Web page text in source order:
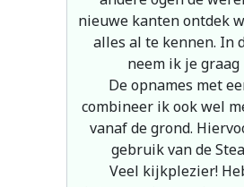
nieuwe kanten ontdek
alles al te kennen. In
neem ik je graag
De opnames met
combineer ik ook wel
vanaf de grond.
gebruik van de
Veel kijkplezier!